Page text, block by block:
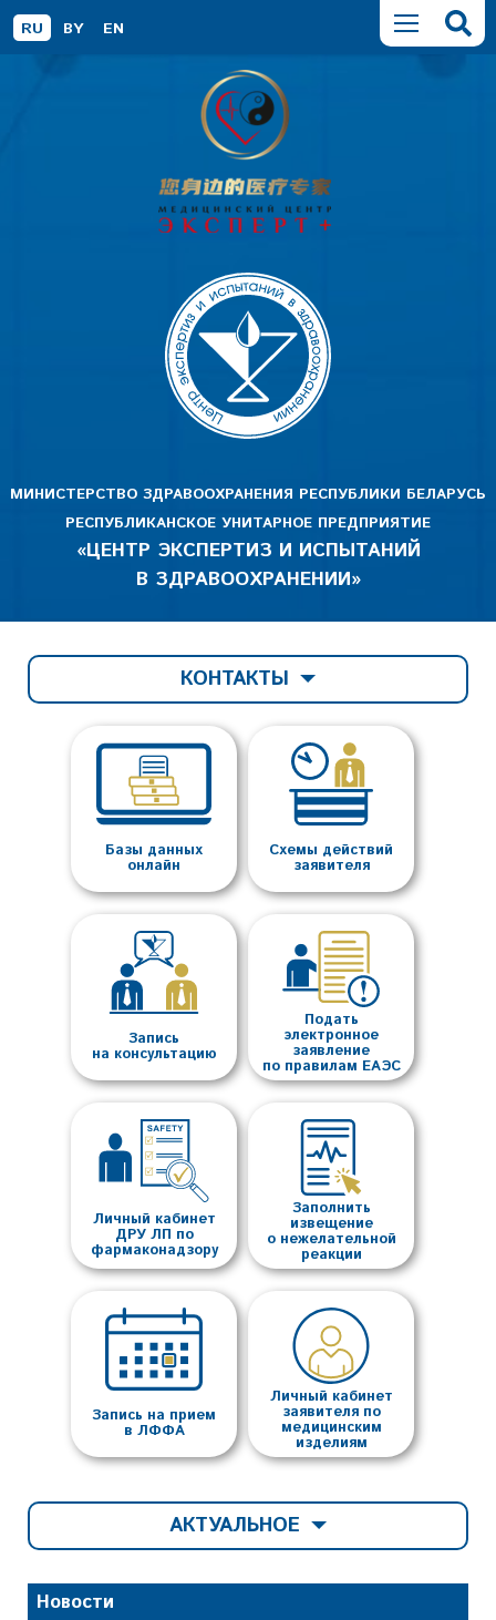
RU BY EN
МИНИСТЕРСТВО ЗДРАВООХРАНЕНИЯ РЕСПУБЛИКИ БЕЛАРУСЬ
РЕСПУБЛИКАНСКОЕ УНИТАРНОЕ ПРЕДПРИЯТИЕ
«ЦЕНТР ЭКСПЕРТИЗ И ИСПЫТАНИЙ
В ЗДРАВООХРАНЕНИИ»
КОНТАКТЫ
Базы данных
онлайн
Схемы действий
заявителя
Запись
на консультацию
Подать
электронное
заявление
по правилам ЕАЭС
Личный кабинет
ДРУ ЛП по
фармаконадзору
Заполнить
извещение
о нежелательной
реакции
Запись на прием
в ЛФФА
Личный кабинет
заявителя по
медицинским
изделиям
Новости
АКТУАЛЬНОЕ